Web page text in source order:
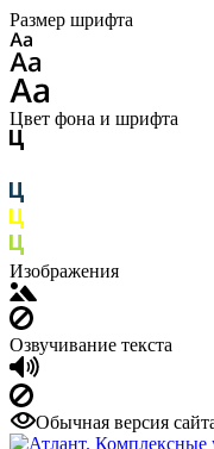
Размер шрифта
Цвет фона и шрифта
Изображения
Озвучивание текста
Обычная версия